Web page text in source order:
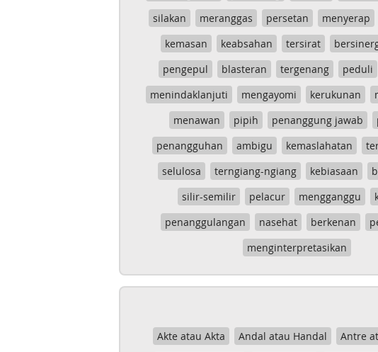
silakan
meranggas persetan menyerap
kemasan
keabsahan tersirat
pengepul
blasteran tergenang peduli
menindaklanjuti
mengayomi kerukunan
menawan
pipih penanggung jawab
penangguhan
ambigu kemaslahatan
selulosa
terngiang-ngiang kebiasaan
silir-semilir
pelacur mengganggu
penanggulangan
nasehat berkenan
menginterpretasikan
Akte atau Akta Andal atau Handal Antre